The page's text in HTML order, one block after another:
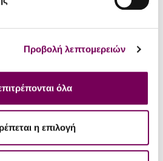
Προβολή λεπτομερειών
όλα
η επιλογή
Pieria Eratini Winery Gymnos